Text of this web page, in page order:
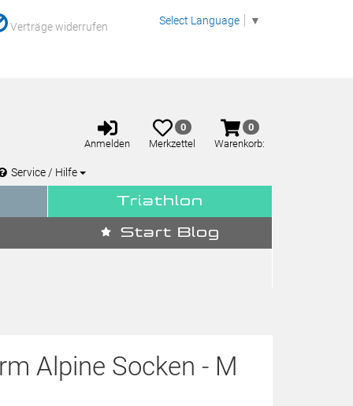
Verträge widerrufen Select Language ▼
Anmelden
Anmelden
Merkzettel
aufklappen
0
Merkzettel
Warenkorb
aufklappen
0
Warenkorb:
Service / Hilfe
Triathlon
Start Blog
Alpine Socken - M